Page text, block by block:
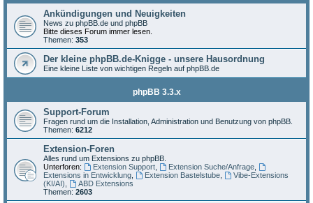
h
Ankündigungen und Neuigkeiten
News zu phpBB.de und phpBB
Bitte dieses Forum immer lesen.
Themen: 353
Der kleine phpBB.de-Knigge - unsere Hausordnung
Eine kleine Liste von wichtigen Regeln auf phpBB.de
phpBB 3.3.x
Support-Forum
Fragen rund um die Installation, Administration und Benutzung von phpBB.
Themen: 6212
Extension-Foren
Alles rund um Extensions zu phpBB.
Unterforen:
Extension Support, Extension Suche/Anfrage,
Extensions in Entwicklung
Extension Bastelstube,
Vibe-Extensions
(KI/AI)
ABD Extensions
Themen: 2603